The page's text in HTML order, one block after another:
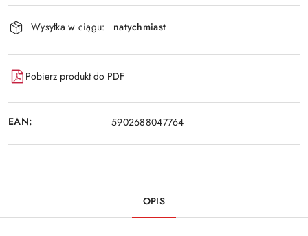
Dostępność
i
dostawa
Wysyłka w ciągu: natychmiast
Pobierz produkt do PDF
EAN: 5902688047764
OPIS